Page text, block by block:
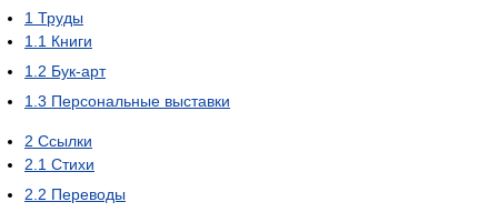
1 Труды
1.1 Книги
1.2 Бук-арт
1.3 Персональные выставки
2 Ссылки
2.1 Стихи
2.2 Переводы